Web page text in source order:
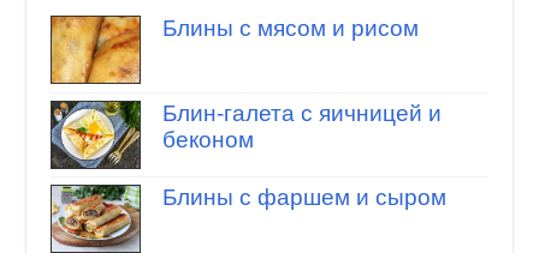
Блины с мясом и рисом
Блин-галета с яичницей и
беконом
Блины с фаршем и сыром